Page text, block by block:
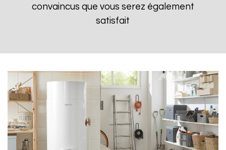
convaincus que vous serez également
satisfait